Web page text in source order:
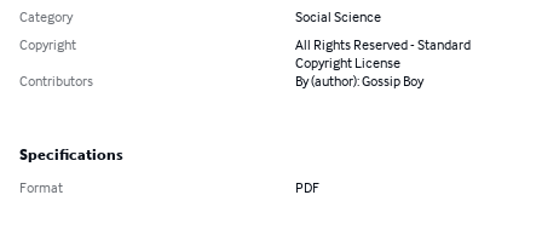
Category
Social Science
Copyright
All Rights Reserved - Standard
Copyright License
Contributors
By (author): Gossip Boy
Specifications
Format PDF